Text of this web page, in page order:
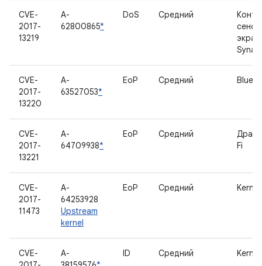
CVE-
2017-
13219
A-
62800865*
DoS Средний
CVE-
2017-
13220
A-
63527053*
EoP Средний BlueZ
CVE-
2017-
13221
A-
64709938*
EoP Средний
Fi
CVE-
2017-
11473
A-
64253928
Upstream
kernel
EoP Средний Kernel
CVE-
A-
ID Средний Kernel